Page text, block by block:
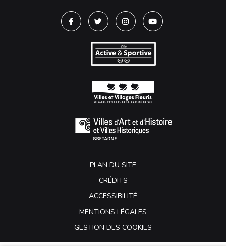
Lien vers le compte Facebook
Lien vers le compte Twitter
Lien vers le compte
Lien vers la chaîne
PLAN DU SITE
CRÉDITS
ACCESSIBILITÉ
MENTIONS LÉGALES
GESTION DES COOKIES